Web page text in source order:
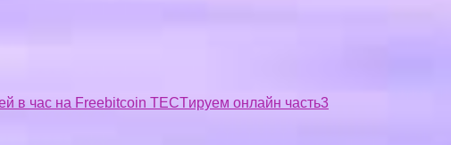
в час на Freebitcoin TECTируем онлайн часть3